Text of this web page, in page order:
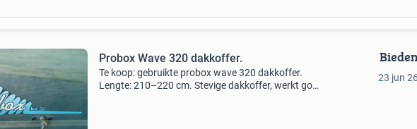
Probox Wave 320 dakkoffer.
Te koop: gebruikte probox wave 320 dakkoffer.
Lengte: 210–220 cm. Stevige dakkoffer, werkt goed
Bieden
23 jun